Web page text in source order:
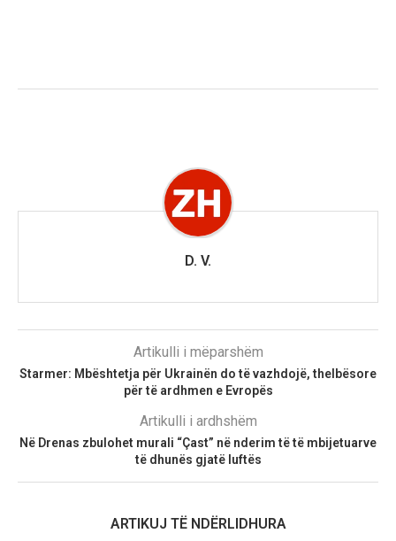
D. V.
Artikulli i mëparshëm
Starmer: Mbështetja për Ukrainën do të vazhdojë, thelbësore
për të ardhmen e Evropës
Artikulli i ardhshëm
Në Drenas zbulohet murali “Çast” në nderim të të mbijetuarve
të dhunës gjatë luftës
ARTIKUJ TË NDËRLIDHURA